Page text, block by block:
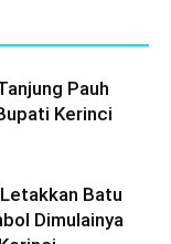
Pauh
Kerinci
Batu
Dimulainya